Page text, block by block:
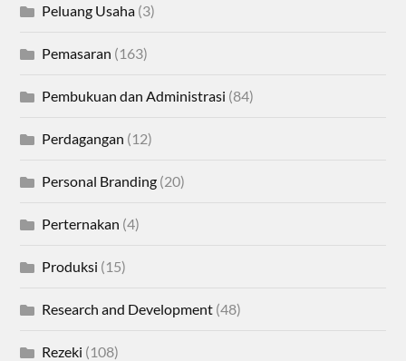
Peluang Usaha (3)
Pemasaran (163)
Pembukuan dan Administrasi (84)
Perdagangan (12)
Personal Branding (20)
Perternakan (4)
Produksi (15)
Research and Development (48)
Rezeki (108)